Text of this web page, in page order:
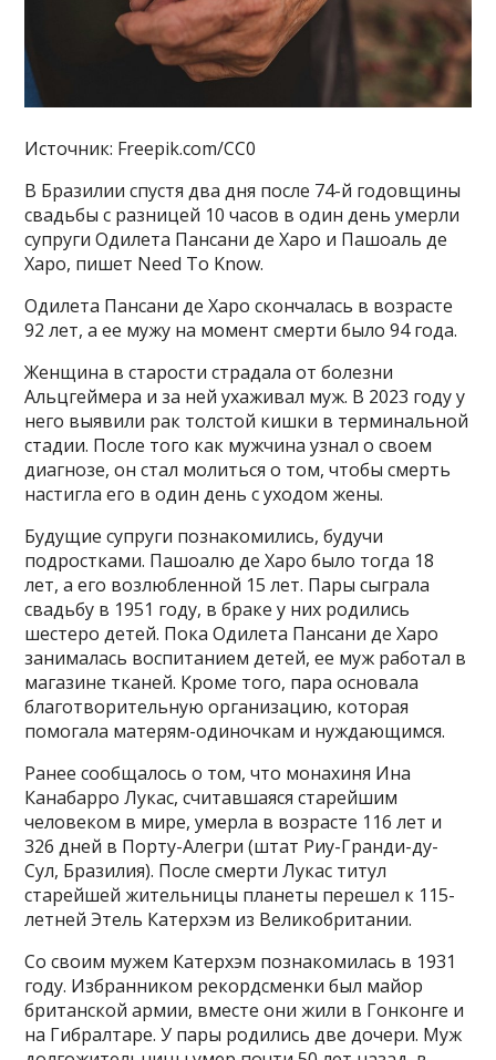
Источник: Freepik.com/CC0
В Бразилии спустя два дня после 74-й годовщины
свадьбы с разницей 10 часов в один день умерли
супруги Одилета Пансани де Харо и Пашоаль де
Харо, пишет Need To Know.
Одилета Пансани де Харо скончалась в возрасте
92 лет, а ее мужу на момент смерти было 94 года.
Женщина в старости страдала от болезни
Альцгеймера и за ней ухаживал муж. В 2023 году у
него выявили рак толстой кишки в терминальной
стадии. После того как мужчина узнал о своем
диагнозе, он стал молиться о том, чтобы смерть
настигла его в один день с уходом жены.
Будущие супруги познакомились, будучи
подростками. Пашоалю де Харо было тогда 18
лет, а его возлюбленной 15 лет. Пары сыграла
свадьбу в 1951 году, в браке у них родились
шестеро детей. Пока Одилета Пансани де Харо
занималась воспитанием детей, ее муж работал в
магазине тканей. Кроме того, пара основала
благотворительную организацию, которая
помогала матерям-одиночкам и нуждающимся.
Ранее сообщалось о том, что монахиня Ина
Канабарро Лукас, считавшаяся старейшим
человеком в мире, умерла в возрасте 116 лет и
326 дней в Порту-Алегри (штат Риу-Гранди-ду-
Сул, Бразилия). После смерти Лукас титул
старейшей жительницы планеты перешел к 115-
летней Этель Катерхэм из Великобритании.
Со своим мужем Катерхэм познакомилась в 1931
году. Избранником рекордсменки был майор
британской армии, вместе они жили в Гонконге и
на Гибралтаре. У пары родились две дочери. Муж